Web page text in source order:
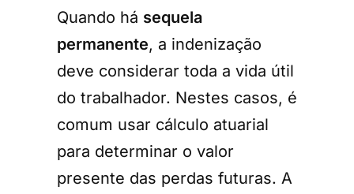
Quando há sequela
permanente, a indenização
deve considerar toda a vida útil
do trabalhador. Nestes casos, é
comum usar cálculo atuarial
para determinar o valor
presente das perdas futuras. A